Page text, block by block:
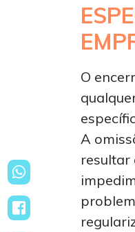
O
A
resultar